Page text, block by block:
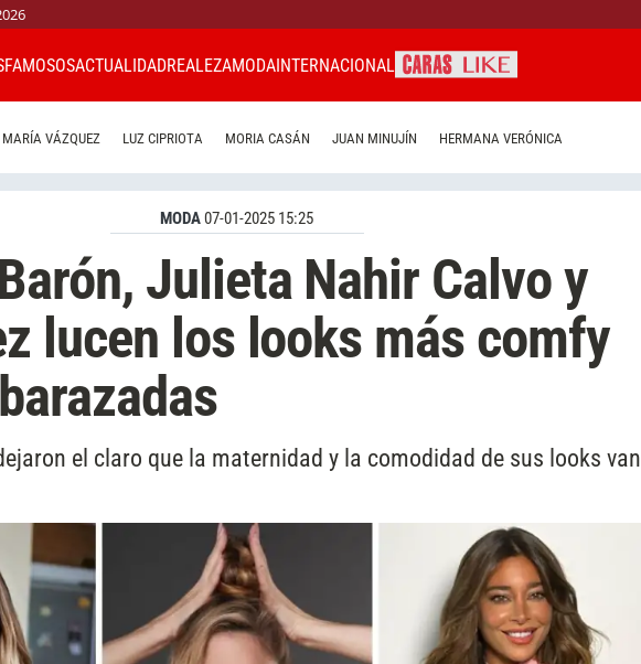
FAMOSOSACTUALIDADREALEZAMODAINTERNACIONAL
MARÍA VÁZQUEZ LUZ CIPRIOTA MORIA CASÁN JUAN MINUJÍN HERMANA VERÓNICA
MODA07-01-2025 15:25
Julieta Nahir Calvo y
lucen los looks más comfy
el claro que la maternidad y la comodidad de sus looks van